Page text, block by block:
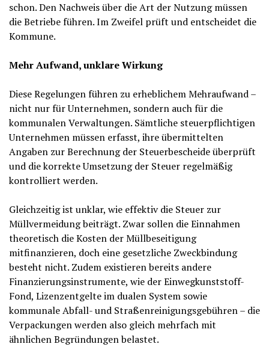
schon. Den Nachweis über die Art der Nutzung müssen
die Betriebe führen. Im Zweifel prüft und entscheidet die
Kommune.
Mehr Aufwand, unklare Wirkung
Diese Regelungen führen zu erheblichem Mehraufwand –
nicht nur für Unternehmen, sondern auch für die
kommunalen Verwaltungen. Sämtliche steuerpflichtigen
Unternehmen müssen erfasst, ihre übermittelten
Angaben zur Berechnung der Steuerbescheide überprüft
und die korrekte Umsetzung der Steuer regelmäßig
kontrolliert werden.
Gleichzeitig ist unklar, wie effektiv die Steuer zur
Müllvermeidung beiträgt. Zwar sollen die Einnahmen
theoretisch die Kosten der Müllbeseitigung
mitfinanzieren, doch eine gesetzliche Zweckbindung
besteht nicht. Zudem existieren bereits andere
Finanzierungsinstrumente, wie der Einwegkunststoff-
Fond, Lizenzentgelte im dualen System sowie
kommunale Abfall- und Straßenreinigungsgebühren – die
Verpackungen werden also gleich mehrfach mit
ähnlichen Begründungen belastet.